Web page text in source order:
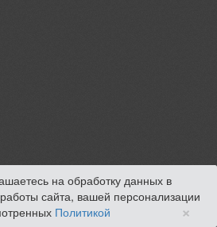
на обработку данных в
сайта, вашей персонализации
Политикой ×